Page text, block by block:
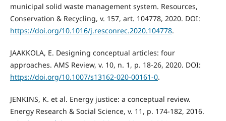
municipal solid waste management system. Resources,
Conservation & Recycling, v. 157, art. 104778, 2020. DOI:
https://doi.org/10.1016/j.resconrec.2020.104778.
JAAKKOLA, E. Designing conceptual articles: four
approaches. AMS Review, v. 10, n. 1, p. 18-26, 2020. DOI:
https://doi.org/10.1007/s13162-020-00161-0.
JENKINS, K. et al. Energy justice: a conceptual review.
Energy Research & Social Science, v. 11, p. 174-182, 2016.